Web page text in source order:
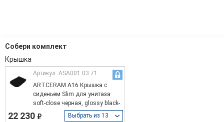
Собери комплект
Артикул: ASA001 03 71
ARTCERAM A16 Крышка с
сиденьем Slim для унитаза
soft-close черная, glossy black-
chrome
Выбрать из 13
22 230 ₽